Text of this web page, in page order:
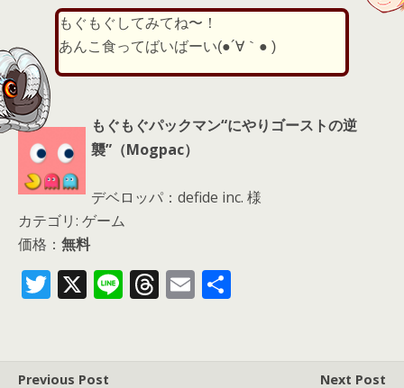
もぐもぐしてみてね〜！
あんこ食ってばいばーい(●´∀｀● )
もぐもぐパックマン“にやりゴーストの逆
襲”（Mogpac）
デベロッパ：defide inc. 様
カテゴリ: ゲーム
価格： 無料
T
er
X Li T E
Previous Post Next Post